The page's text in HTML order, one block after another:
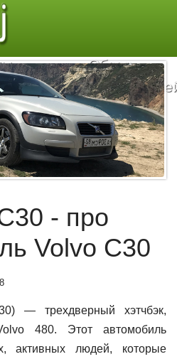
Обзор
- про
Volvo C30
— трехдверный хэтчбэк,
480. Этот автомобиль
активных людей, которые